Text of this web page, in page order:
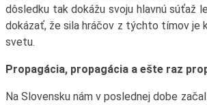
dôsledku tak dokážu svoju hlavnú súťaž
dokázať, že sila hráčov z týchto tímov je
svetu.
Propagácia, propagácia a ešte raz
Na Slovensku nám v poslednej dobe